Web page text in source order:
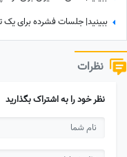
نظرات
نظر خود را به اشتراک بگذارید